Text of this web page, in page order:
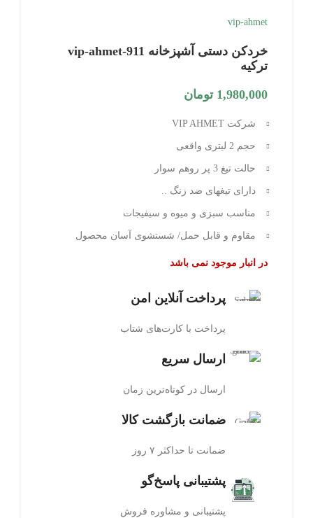
vip-ahmet
خردکن دستی آشپزخانه vip-ahmet-911
ترکیه
1,980,000 تومان
شرکت VIP AHMET
حجم 2 لیتری واقعی
حالت تیغ 3 پر روهم سوار
دارای تیغهای ضد زنگ ..
مناسب سبزی و میوه و سیفیجات
مقاوم و قابل حمل/ شستشوی آسان محصول
در انبار موجود نمی باشد
پرداخت آنلاین امن
پرداخت با کارت‌های شتاب
ارسال سریع
ارسال در کوتاه‌ترین زمان
ضمانت بازگشت کالا
ضمانت تا حداکثر ۷ روز
پشتیبانی پاسخ‌گو
پشتیبانی و مشاوره فروش